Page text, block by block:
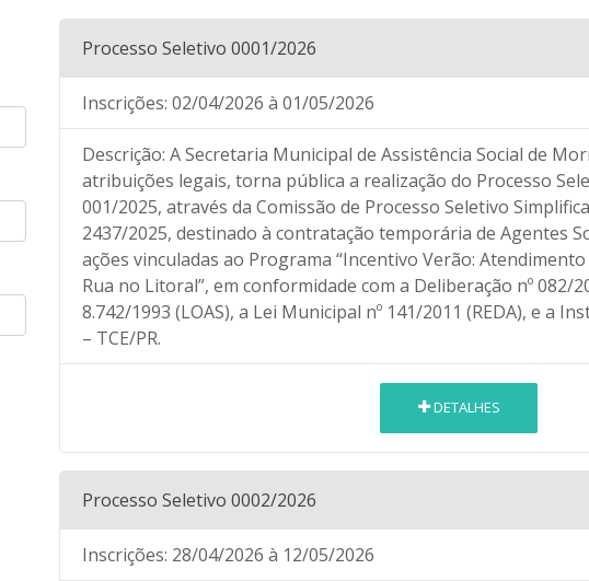
Processo Seletivo 0001/2026
Inscrições: 02/04/2026 à 01/05/2026
Descrição: A Secretaria Municipal de Assistência Social de
atribuições legais, torna pública a realização do Processo
001/2025, através da Comissão de Processo Seletivo
2437/2025, destinado à contratação temporária de Agentes
ações vinculadas ao Programa “Incentivo Verão:
Rua no Litoral”, em conformidade com a Deliberação nº 082/
8.742/1993 (LOAS), a Lei Municipal nº 141/2011 (REDA), e a
– TCE/PR.
DETALHES
Processo Seletivo 0002/2026
Inscrições: 28/04/2026 à 12/05/2026